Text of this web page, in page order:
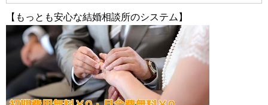
【もっとも安心な結婚相談所のシステム】